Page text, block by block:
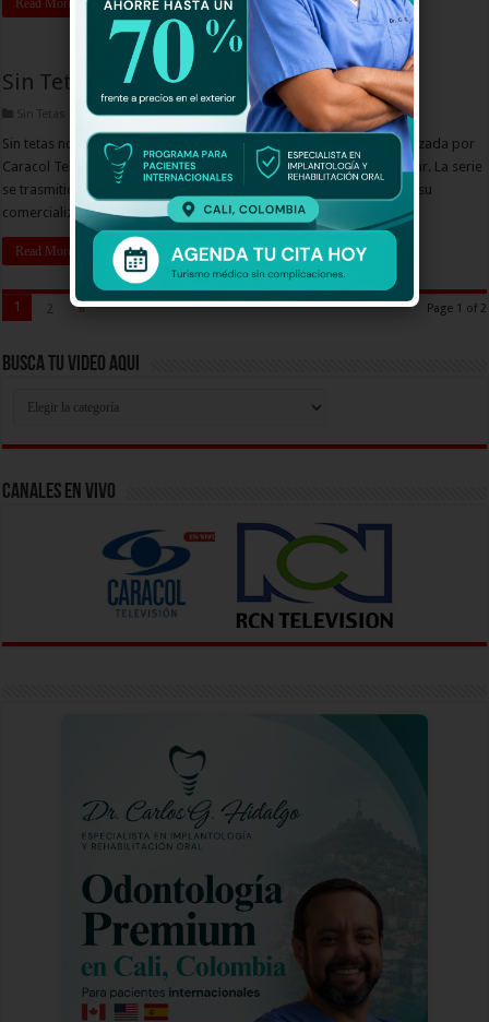
Read More »
Sin Tetas No Hay Paraiso Capitulo 5
Sin Tetas No Hay Paraiso Capitulo
Sin tetas no hay paraíso es una serie de televisión colombiana realizada por
Caracol Televisión, basada en el libro homónimo de Gustavo Bolívar. La serie
se trasmitió en el año 2006 y a finales de ese año fue editada para su
comercialización en DVD.
Read More »
Page 1 of 2
1 2 »
Busca Tu Video Aqui
Aqui
Canales En Vivo